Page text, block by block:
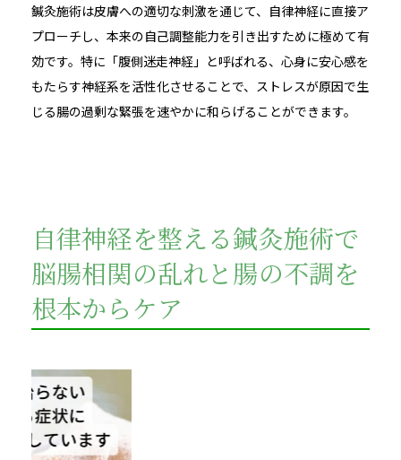
鍼灸施術は皮膚への適切な刺激を通じて、自律神経に直接ア
プローチし、本来の自己調整能力を引き出すために極めて有
効です。特に「腹側迷走神経」と呼ばれる、心身に安心感を
もたらす神経系を活性化させることで、ストレスが原因で生
じる腸の過剰な緊張を速やかに和らげることができます。
自律神経を整える鍼灸施術で
脳腸相関の乱れと腸の不調を
根本からケア